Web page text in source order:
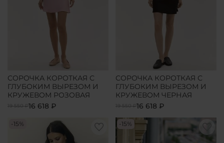
СОРОЧКА КОРОТКАЯ С
ГЛУБОКИМ ВЫРЕЗОМ И
КРУЖЕВОМ РОЗОВАЯ
19 550 ₽16 618 ₽
СОРОЧКА КОРОТКАЯ С
ГЛУБОКИМ ВЫРЕЗОМ И
КРУЖЕВОМ ЧЕРНАЯ
19 550 ₽16 618 ₽
-15% -15%